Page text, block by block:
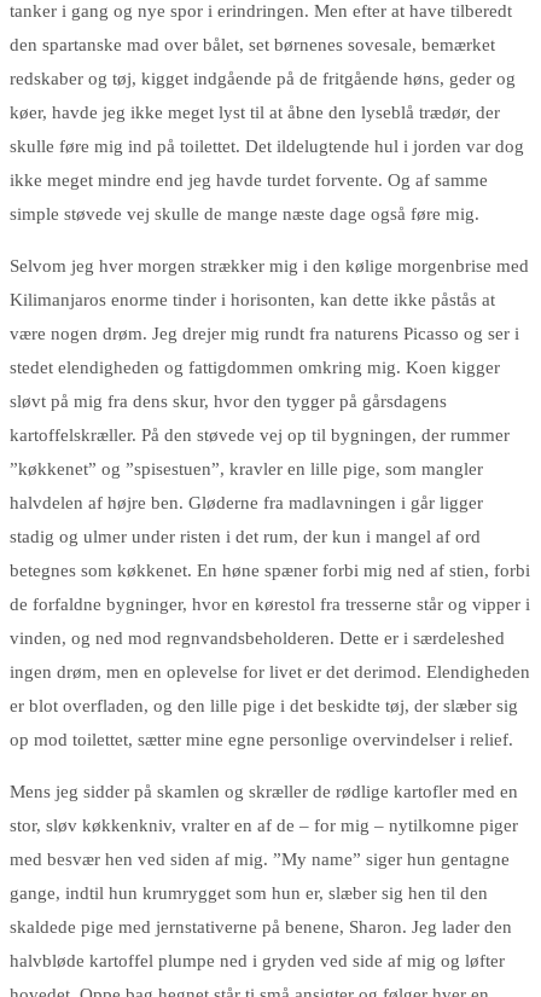
tanker i gang og nye spor i erindringen. Men efter at have tilberedt
den spartanske mad over bålet, set børnenes sovesale, bemærket
redskaber og tøj, kigget indgående på de fritgående høns, geder og
køer, havde jeg ikke meget lyst til at åbne den lyseblå trædør, der
skulle føre mig ind på toilettet. Det ildelugtende hul i jorden var dog
ikke meget mindre end jeg havde turdet forvente. Og af samme
simple støvede vej skulle de mange næste dage også føre mig.
Selvom jeg hver morgen strækker mig i den kølige morgenbrise med
Kilimanjaros enorme tinder i horisonten, kan dette ikke påstås at
være nogen drøm. Jeg drejer mig rundt fra naturens Picasso og ser i
stedet elendigheden og fattigdommen omkring mig. Koen kigger
sløvt på mig fra dens skur, hvor den tygger på gårsdagens
kartoffelskræller. På den støvede vej op til bygningen, der rummer
”køkkenet” og ”spisestuen”, kravler en lille pige, som mangler
halvdelen af højre ben. Gløderne fra madlavningen i går ligger
stadig og ulmer under risten i det rum, der kun i mangel af ord
betegnes som køkkenet. En høne spæner forbi mig ned af stien, forbi
de forfaldne bygninger, hvor en kørestol fra tresserne står og vipper i
vinden, og ned mod regnvandsbeholderen. Dette er i særdeleshed
ingen drøm, men en oplevelse for livet er det derimod. Elendigheden
er blot overfladen, og den lille pige i det beskidte tøj, der slæber sig
op mod toilettet, sætter mine egne personlige overvindelser i relief.
Mens jeg sidder på skamlen og skræller de rødlige kartofler med en
stor, sløv køkkenkniv, vralter en af de – for mig – nytilkomne piger
med besvær hen ved siden af mig. ”My name” siger hun gentagne
gange, indtil hun krumrygget som hun er, slæber sig hen til den
skaldede pige med jernstativerne på benene, Sharon. Jeg lader den
halvbløde kartoffel plumpe ned i gryden ved side af mig og løfter